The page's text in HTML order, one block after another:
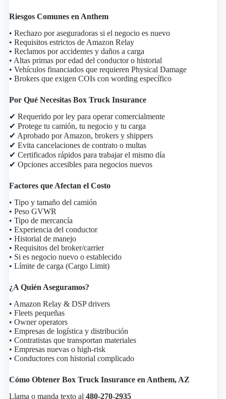
Riesgos Comunes en Anthem
• Rechazo por aseguradoras si el negocio es nuevo
• Requisitos estrictos de Amazon Relay
• Reclamos por accidentes y daños a carga
• Altas primas por edad del conductor o historial
• Vehículos financiados que requieren Physical Damage
• Brokers que exigen COIs con wording específico
Por Qué Necesitas Box Truck Insurance
✔ Requerido por ley para operar comercialmente
✔ Protege tu camión, tu negocio y tu carga
✔ Aprobado por Amazon, brokers y shippers
✔ Evita cancelaciones de contrato o multas
✔ Certificados rápidos para trabajar el mismo día
✔ Opciones accesibles para negocios nuevos
Factores que Afectan el Costo
• Tipo y tamaño del camión
• Peso GVWR
• Tipo de mercancía
• Experiencia del conductor
• Historial de manejo
• Requisitos del broker/carrier
• Si es negocio nuevo o establecido
• Límite de carga (Cargo Limit)
¿A Quién Aseguramos?
• Amazon Relay & DSP drivers
• Fleets pequeñas
• Owner operators
• Empresas de logística y distribución
• Contratistas que transportan materiales
• Empresas nuevas o high-risk
• Conductores con historial complicado
Cómo Obtener Box Truck Insurance en Anthem, AZ
Llama o manda texto al 480-270-2935